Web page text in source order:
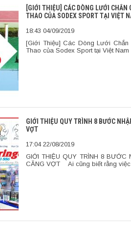
[GIỚI THIỆU] CÁC DÒNG LƯỚI
THAO CỦA SODEX SPORT TẠI VIỆT
18:43 04/09/2019
[Giới Thiệu] Các Dòng Lưới
Thao của Sodex Sport tại Việt
GIỚI THIỆU QUY TRÌNH 8 BƯỚC
VỢT
17:04 22/08/2019
GIỚI THIỆU QUY TRÌNH 8 BƯỚC
CĂNG VỢT Ai cũng biết rằng